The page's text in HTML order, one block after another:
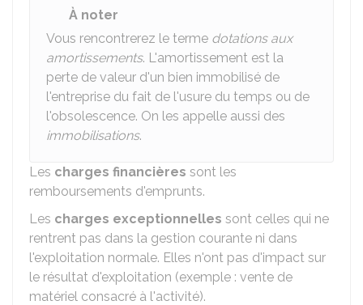
À noter
Vous rencontrerez le terme dotations aux
amortissements. L'amortissement est la
perte de valeur d'un bien immobilisé de
l'entreprise du fait de l'usure du temps ou de
l'obsolescence. On les appelle aussi des
immobilisations.
Les charges financières sont les
remboursements d'emprunts.
Les charges exceptionnelles sont celles qui ne
rentrent pas dans la gestion courante ni dans
l'exploitation normale. Elles n'ont pas d'impact sur
le résultat d'exploitation (exemple : vente de
matériel consacré à l'activité).